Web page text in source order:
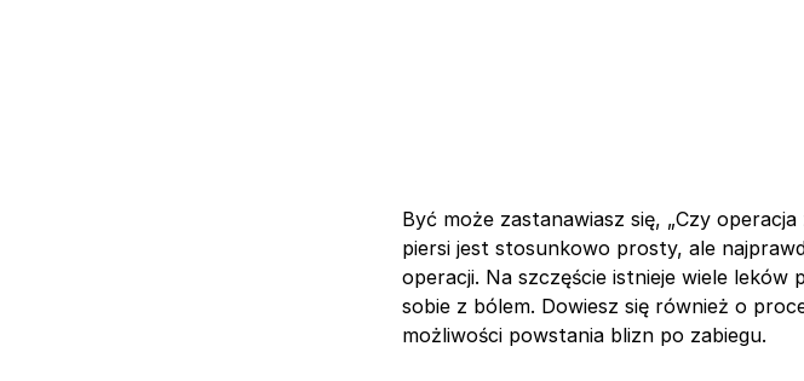
Być może zastanawiasz się, „Czy
piersi jest stosunkowo prosty, ale
operacji. Na szczęście istnieje wiele
sobie z bólem. Dowiesz się również o
możliwości powstania blizn po zabiegu.